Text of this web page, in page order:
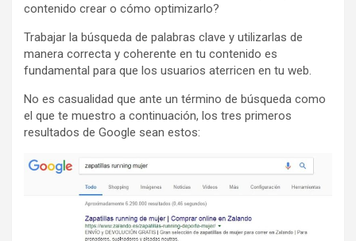
contenido crear o cómo optimizarlo?
Trabajar la búsqueda de palabras clave y utilizarlas de
manera correcta y coherente en tu contenido es
fundamental para que los usuarios aterricen en tu web.
No es casualidad que ante un término de búsqueda como
el que te muestro a continuación, los tres primeros
resultados de Google sean estos: